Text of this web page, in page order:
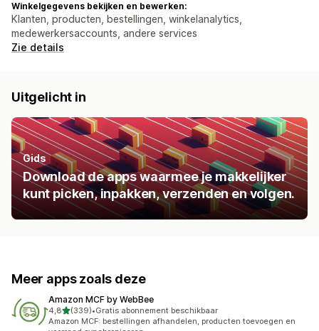
Winkelgegevens bekijken en bewerken:
Klanten, producten, bestellingen, winkelanalytics,
medewerkersaccounts, andere services
Zie details
Uitgelicht in
Gids
Download de apps waarmee je makkelijker
kunt picken, inpakken, verzenden en volgen.
Meer apps zoals deze
Amazon MCF by WebBee
4,8van 5 sterren
(339)
339 recensies in totaal
•Gratis abonnement beschikbaar
Amazon MCF: bestellingen afhandelen, producten toevoegen en